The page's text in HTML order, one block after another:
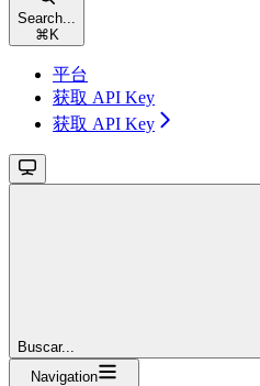
Search...
⌘ K
平台
获取 API Key
获取 API Key
Buscar...
Navigation